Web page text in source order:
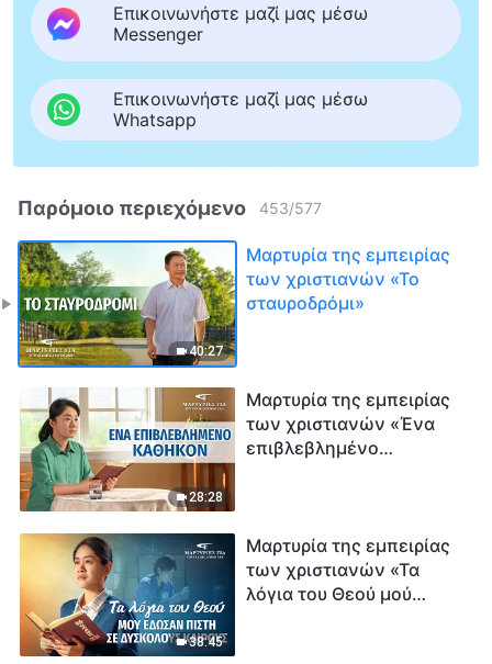
Επικοινωνήστε μαζί μας μέσω
Messenger
Επικοινωνήστε μαζί μας μέσω
Whatsapp
Παρόμοιο περιεχόμενο 453/577
40:27
Μαρτυρία της εμπειρίας
των χριστιανών «Το
σταυροδρόμι»
28:28
Μαρτυρία της εμπειρίας
των χριστιανών «Ένα
επιβλεβλημένο
38:45
Μαρτυρία της εμπειρίας
των χριστιανών «Τα
λόγια του Θεού μού